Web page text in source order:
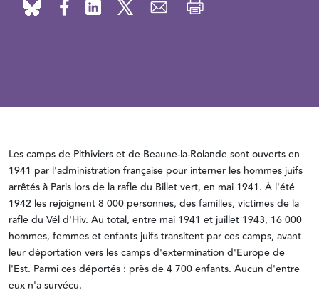
Les camps de Pithiviers et de Beaune-la-Rolande sont ouverts en
1941 par l'administration française pour interner les hommes juifs
arrêtés à Paris lors de la rafle du Billet vert, en mai 1941. À l'été
1942 les rejoignent 8 000 personnes, des familles, victimes de la
rafle du Vél d'Hiv. Au total, entre mai 1941 et juillet 1943, 16 000
hommes, femmes et enfants juifs transitent par ces camps, avant
leur déportation vers les camps d'extermination d'Europe de
l'Est. Parmi ces déportés : près de 4 700 enfants. Aucun d'entre
eux n'a survécu.